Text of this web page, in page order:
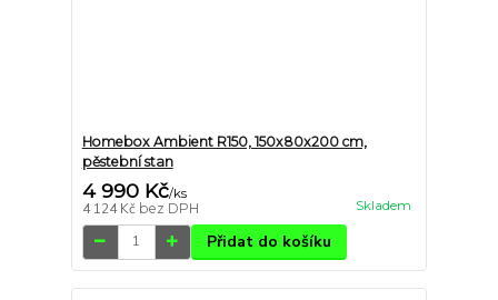
Homebox Ambient R150, 150x80x200 cm,
pěstební stan
4 990 Kč/ks
4 124 Kč bez DPH Skladem
Přidat do košíku